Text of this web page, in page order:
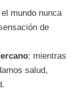
mundo nunca
de
: mientras
salud,